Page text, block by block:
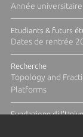
Année
Etudiants & futurs
Dates de rentrée
Recherche
Topology and
Platforms
Fundazione di